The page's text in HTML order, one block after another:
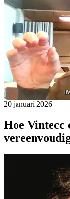
20 januari 2026
Hoe Vintecc